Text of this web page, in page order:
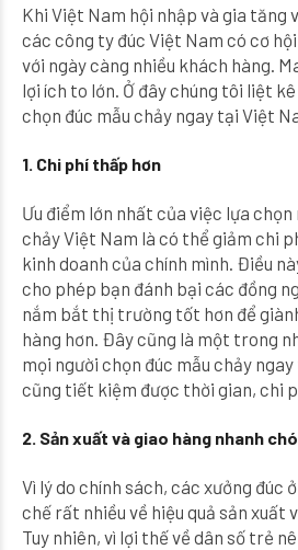
Khi Việt Nam hội nhập và gia tăng
các công ty đúc Việt Nam có cơ
với ngày càng nhiều khách hàng.
lợi ích to lớn. Ở đây chúng tôi liệt
chọn đúc mẫu chảy ngay tại Việt
1. Chi phí thấp hơn
Ưu điểm lớn nhất của việc lựa chọn
chảy Việt Nam là có thể giảm chi
kinh doanh của chính mình. Điều
cho phép bạn đánh bại các đồng
nắm bắt thị trường tốt hơn để
hàng hơn. Đây cũng là một trong
mọi người chọn đúc mẫu chảy
cũng tiết kiệm được thời gian, chi
2. Sản xuất và giao hàng nhanh
Vì lý do chính sách, các xưởng đúc
chế rất nhiều về hiệu quả sản xuất
Tuy nhiên, vì lợi thế về dân số trẻ